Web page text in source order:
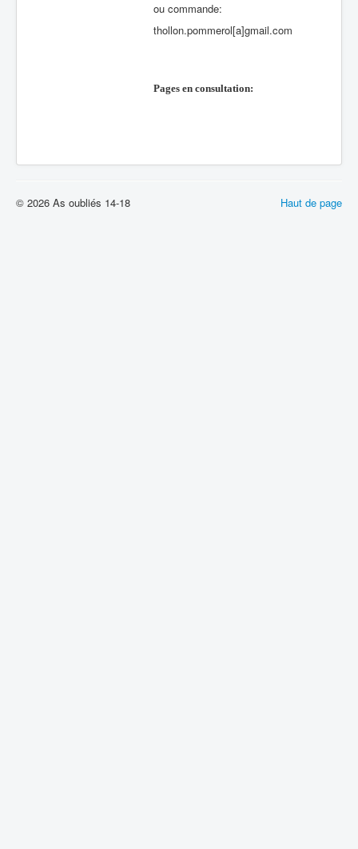
ou commande:
thollon.pommerol[a]gmail.com
Pages en consultation:
Haut de page
© 2026 As oubliés 14-18